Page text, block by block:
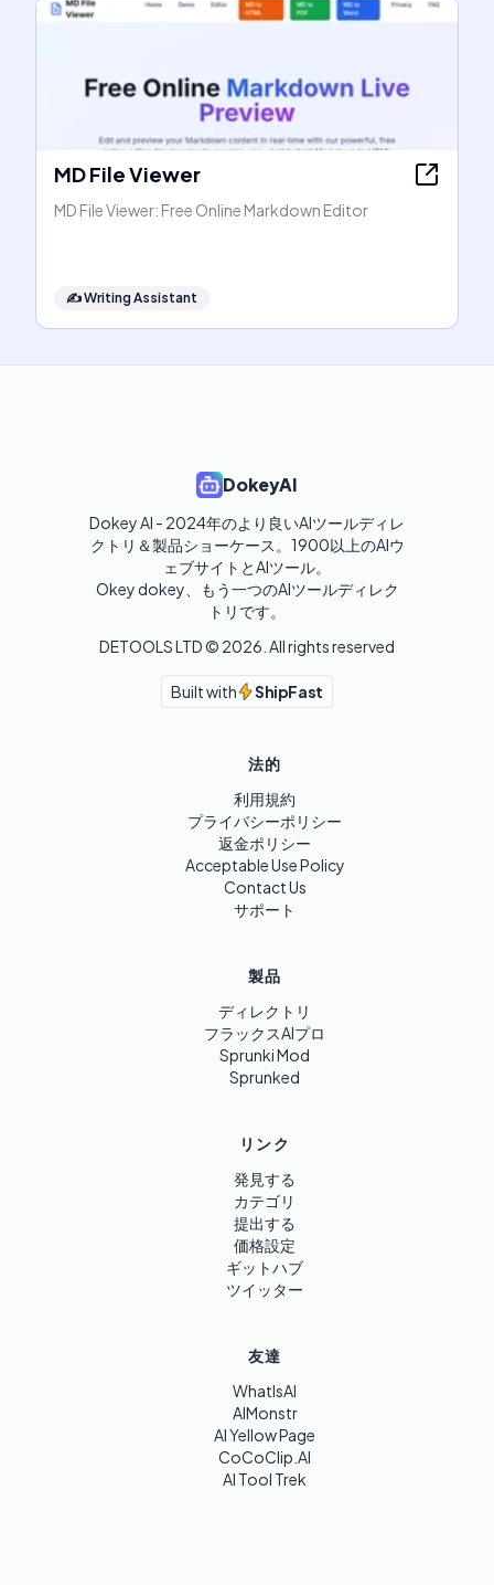
MD File Viewer
MD File Viewer: Free Online Markdown Editor
✍️Writing Assistant
DokeyAI
Dokey AI - 2024年のより良いAIツールディレ
クトリ＆製品ショーケース。1900以上のAIウ
ェブサイトとAIツール。
Okey dokey、もう一つのAIツールディレク
トリです。
DETOOLS LTD © 2026 . All rights reserved
Built with ShipFast
法的
利用規約
プライバシーポリシー
返金ポリシー
Acceptable Use Policy
Contact Us
サポート
製品
ディレクトリ
フラックスAIプロ
Sprunki Mod
Sprunked
リンク
発見する
カテゴリ
提出する
価格設定
ギットハブ
ツイッター
友達
WhatIsAI
AIMonstr
AI Yellow Page
CoCoClip.AI
AI Tool Trek